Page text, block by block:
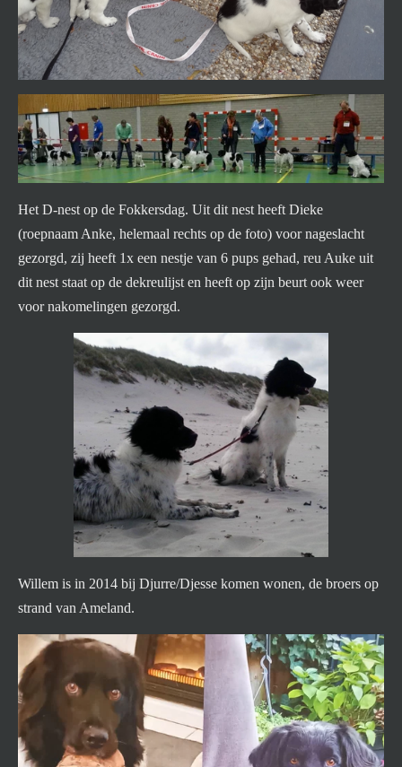
Het D-nest op de Fokkersdag. Uit dit nest heeft Dieke
(roepnaam Anke, helemaal rechts op de foto) voor nageslacht
gezorgd, zij heeft 1x een nestje van 6 pups gehad, reu Auke uit
dit nest staat op de dekreulijst en heeft op zijn beurt ook weer
voor nakomelingen gezorgd.
Willem is in 2014 bij Djurre/Djesse komen wonen, de broers op
strand van Ameland.